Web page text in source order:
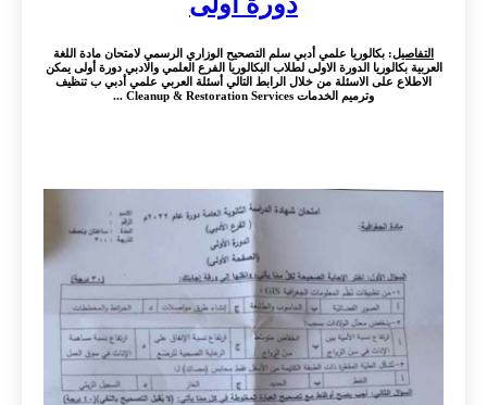
التفاصيل: بكالوريا علمي أدبي سلم التصحيح الوزاري الرسمي لامتحان مادة اللغة
العربية بكالوريا الدورة الاولى لطلاب البكالوريا الفرع العلمي والادبي دورة أولى يمكن
الاطلاع على الاسئلة من خلال الرابط التالي أسئلة العربي علمي أدبي ب تنظيف
وترميم الخدمات Cleanup & Restoration Services ...